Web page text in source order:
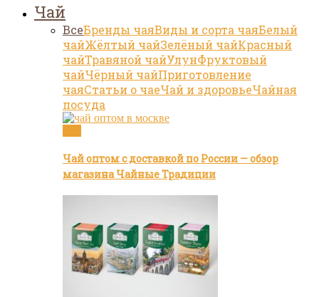
Чай
ВсеБренды чаяВиды и сорта чаяБелый
чайЖёлтый чайЗелёный чайКрасный
чайТравяной чайУлунФруктовый
чайЧёрный чайПриготовление
чаяСтатьи о чаеЧай и здоровьеЧайная
посуда
Чай оптом с доставкой по России — обзор
магазина Чайные Традиции